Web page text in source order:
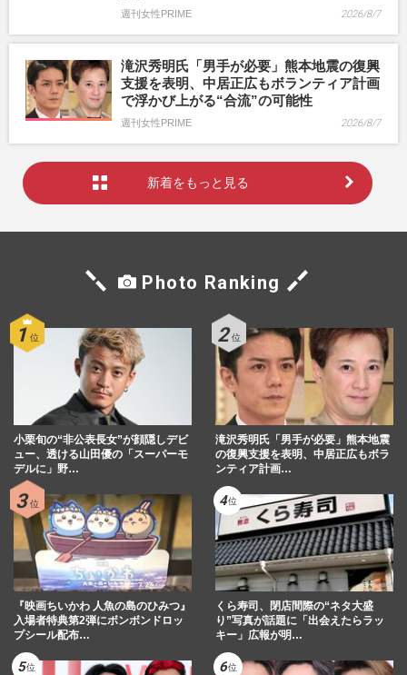
週刊女性PRIME 2026/8/7
滝沢秀明氏「男手が必要」熊本地震の復興
支援を表明、中居正広もボランティア計画
で浮かび上がる“合流”の可能性
週刊女性PRIME 2026/8/7
新着をもっと見る
Photo Ranking
小栗旬の“非公表長女”が顔隠しデビ
ュー、透ける山田優の「スーパーモ
デルに」野…
滝沢秀明氏「男手が必要」熊本地震
の復興支援を表明、中居正広もボラ
ンティア計画…
『映画ちいかわ 人魚の島のひみつ』
入場者特典第2弾にボンボンドロッ
プシール配布…
くら寿司、閉店間際の“ネタ大盛
り”写真が話題に「出会えたらラッ
キー」広報が明…